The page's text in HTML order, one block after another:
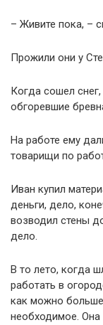
– Живите пока, –
Прожили они у
Когда сошел
обгоревшие
На работе ему
товарищи по
Иван купил
деньги, дело,
возводил стены
дело.
В то лето, когда
работать в
как можно
необходимое. Она